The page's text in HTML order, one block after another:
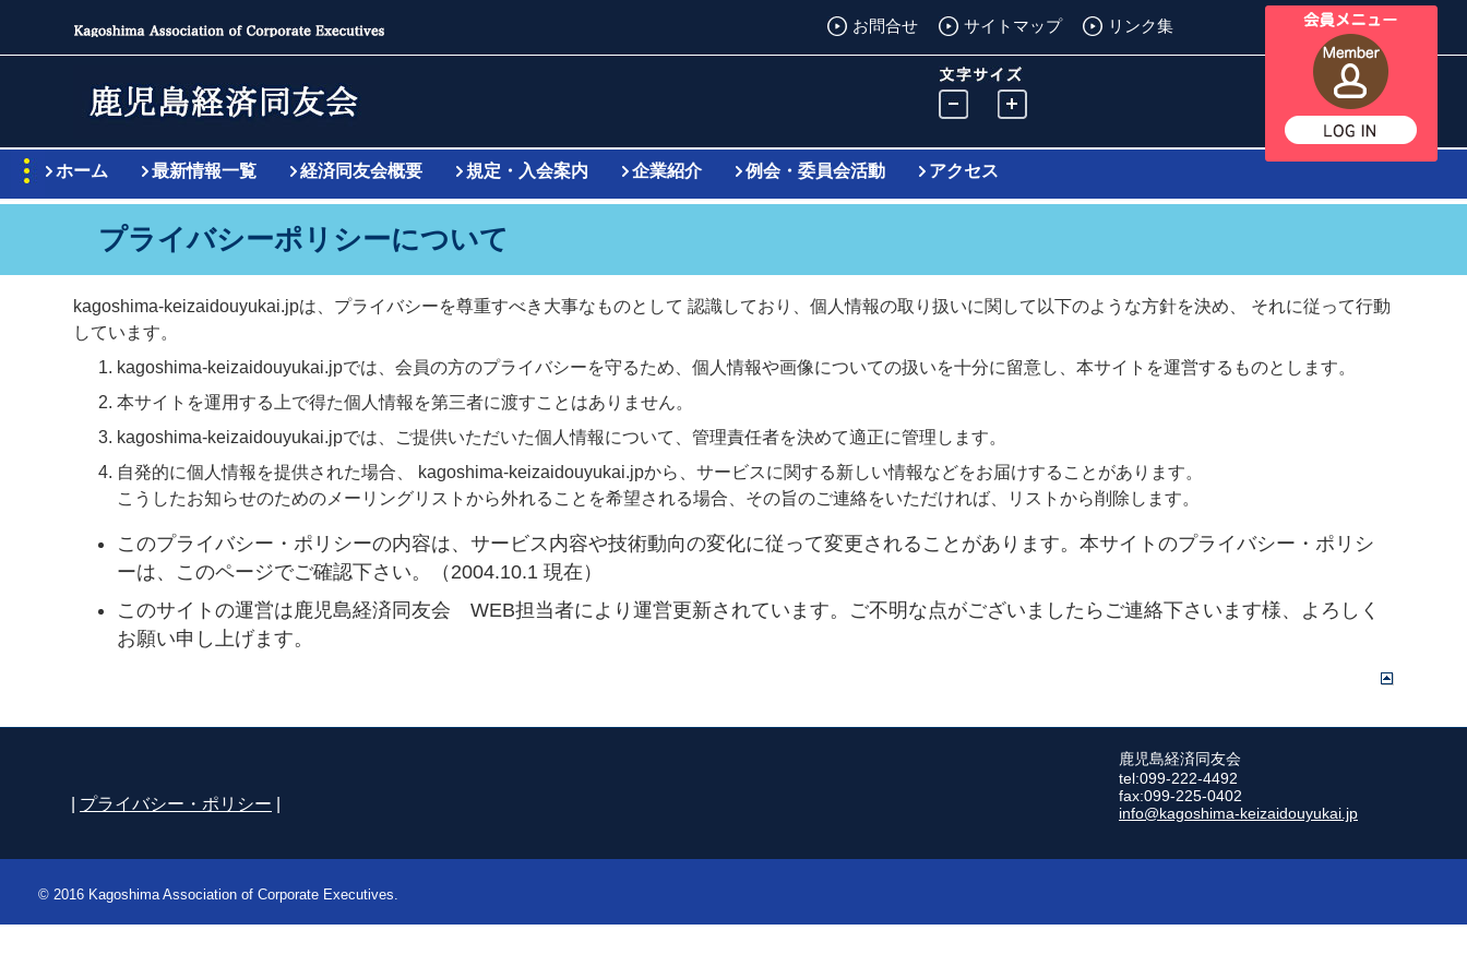
お問合せ サイトマップ リンク集
ホーム 最新情報一覧 経済同友会概要 規定・入会案内 企業紹介 例会・委員会活動 アクセス
プライバシーポリシーについて
kagoshima-keizaidouyukai.jpは、プライバシーを尊重すべき大事なものとして 認識しており、個人情報の取り扱いに関して以下のような方針を決め、 それに従って行動
しています。
kagoshima-keizaidouyukai.jpでは、会員の方のプライバシーを守るため、個人情報や画像についての扱いを十分に留意し、本サイトを運営するものとします。
本サイトを運用する上で得た個人情報を第三者に渡すことはありません。
kagoshima-keizaidouyukai.jpでは、ご提供いただいた個人情報について、管理責任者を決めて適正に管理します。
自発的に個人情報を提供された場合、 kagoshima-keizaidouyukai.jpから、サービスに関する新しい情報などをお届けすることがあります。
こうしたお知らせのためのメーリングリストから外れることを希望される場合、その旨のご連絡をいただければ、リストから削除します。
このプライバシー・ポリシーの内容は、サービス内容や技術動向の変化に従って変更されることがあります。本サイトのプライバシー・ポリシ
ーは、このページでご確認下さい。（2004.10.1 現在）
このサイトの運営は鹿児島経済同友会 WEB担当者により運営更新されています。ご不明な点がございましたらご連絡下さいます様、よろしく
お願い申し上げます。
鹿児島経済同友会
tel:099-222-4492
fax:099-225-0402
info@kagoshima-keizaidouyukai.jp
プライバシー・ポリシー
© 2016 Kagoshima Association of Corporate Executives.